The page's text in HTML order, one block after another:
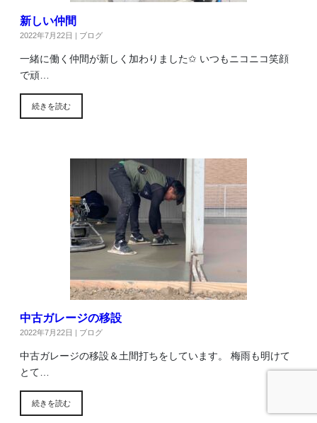
新しい仲間
2022年7月22日 | ブログ
一緒に働く仲間が新しく加わりました✩ いつもニコニコ笑顔
で頑…
続きを読む
中古ガレージの移設
2022年7月22日 | ブログ
中古ガレージの移設＆土間打ちをしています。 梅雨も明けて
とて…
続きを読む